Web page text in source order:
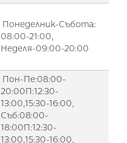
Понеделник-Събота:
08:00-21:00,
Неделя-09:00-20:00
Пон-Пе:08:00-
20:00П:12:30-
13:00,15:30-16:00,
Съб:08:00-
18:00П:12:30-
13:00,15:30-16:00,